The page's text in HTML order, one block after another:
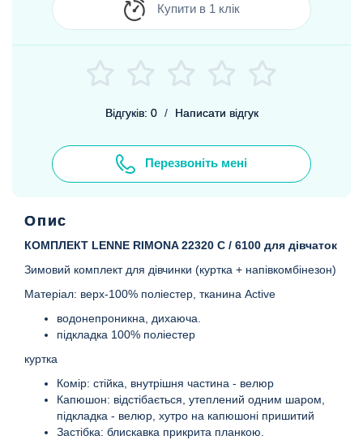
Купити в 1 клік
Відгуків: 0 / Написати відгук
Перезвоніть мені
Опис
КОМПЛЕКТ LENNE RIMONA 22320 C / 6100 для дівчаток
Зимовий комплект для дівчинки (куртка + напівкомбінезон)
Матеріал: верх-100% поліестер, тканина Active
водонепроникна, дихаюча.
підкладка 100% поліестер
куртка
Комір: стійка, внутрішня частина - велюр
Капюшон: відстібається, утеплений одним шаром,
підкладка - велюр, хутро на капюшоні пришитий
Застібка: блискавка прикрита планкою.